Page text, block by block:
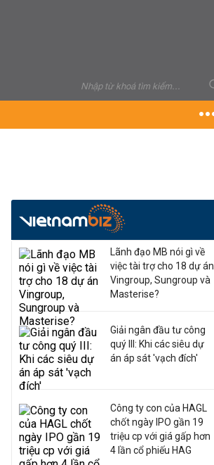
Lãnh đạo MB nói gì về
việc tài trợ cho 18 dự án
Vingroup, Sungroup và
Masterise?
Giải ngân đầu tư công
quý III: Khi các siêu dự
án áp sát 'vạch đích'
Công ty con của HAGL
chốt ngày IPO gần 19
triệu cp với giá gấp hơn
4 lần cổ phiếu HAG